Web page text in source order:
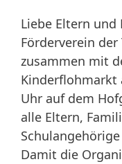
Liebe Eltern
Förderverein
zusammen mit
Kinderflohmarkt
Uhr auf dem
alle Eltern,
Damit die